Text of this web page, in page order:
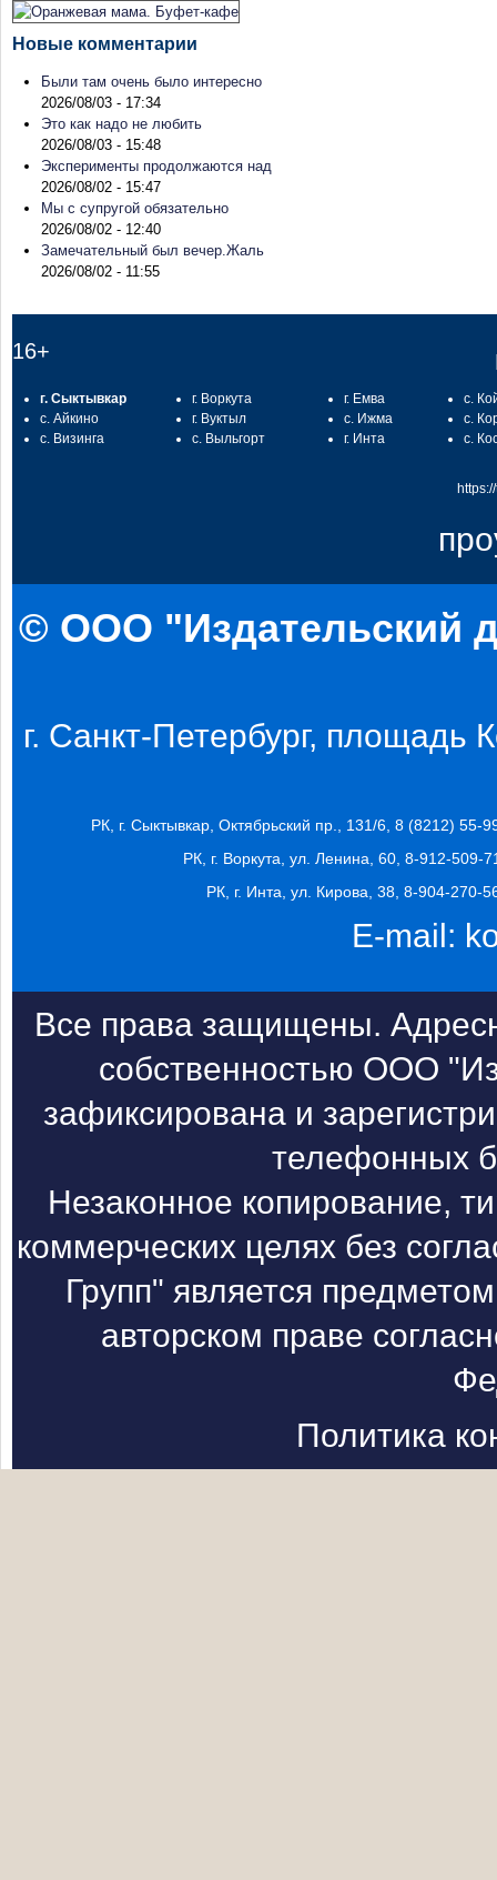
Новые комментарии
Были там очень было интересно
2026/08/03 - 17:34
Это как надо не любить
2026/08/03 - 15:48
Эксперименты продолжаются над
2026/08/02 - 15:47
Мы с супругой обязательно
2026/08/02 - 12:40
Замечательный был вечер.Жаль
2026/08/02 - 11:55
16+
г. Сыктывкар
с. Айкино
с. Визинга
г. Воркута
г. Вуктыл
с. Выльгорт
г. Емва
с. Ижма
г. Инта
с.
с.
с.
© ООО "Издательский
г. Санкт-Петербург, площадь
РК, г. Сыктывкар, Октябрьский пр., 131/6, 8 (8212) 55-
РК, г. Воркута, ул. Ленина, 60, 8-912-509-
РК, г. Инта, ул. Кирова, 38, 8-904-270-
E-mail:
Все права защищены.
собственностью ООО
зафиксирована и
телефонных
Незаконное копирование,
коммерческих целях без
Групп" является
авторском праве
Политика